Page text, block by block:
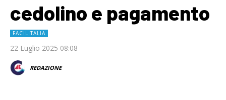
cedolino e pagamento
FACILITALIA
22 Luglio 2025 08:08
REDAZIONE